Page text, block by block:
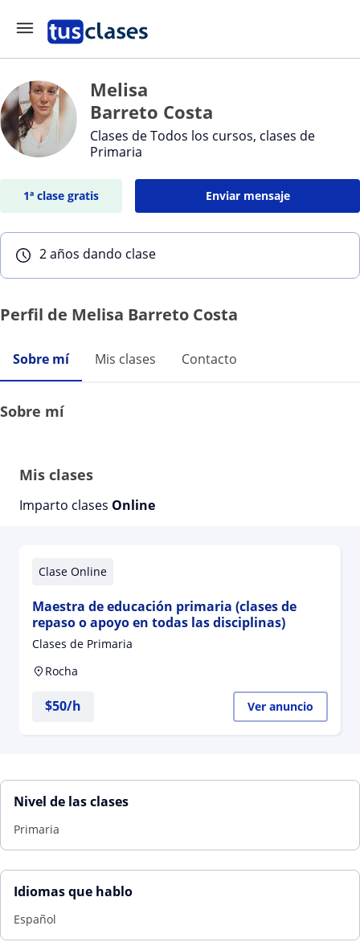
Melisa
Barreto Costa
Clases de Todos los cursos, clases de
Primaria
1ª clase gratis Enviar mensaje
2 años dando clase
Perfil de Melisa Barreto Costa
Sobre mí Mis clases Contacto
Sobre mí
Mis clases
Imparto clases Online
Clase Online
Maestra de educación primaria (clases de
repaso o apoyo en todas las disciplinas)
Clases de Primaria
Rocha
$50/h Ver anuncio
Nivel de las clases
Primaria
Idiomas que hablo
Español